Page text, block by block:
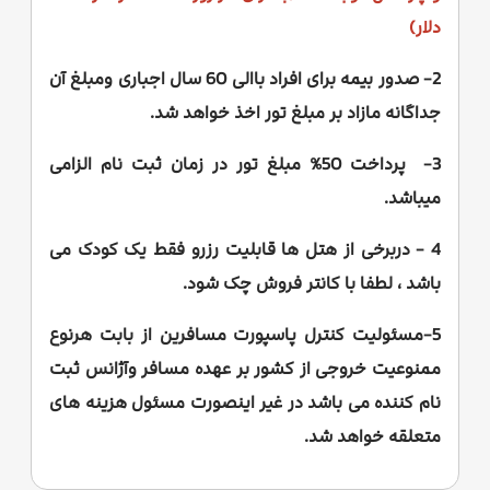
دلار)
2- صدور بیمه برای افراد باالی 60 سال اجباری ومبلغ آن
جداگانه مازاد بر مبلغ تور اخذ خواهد شد.
3- پرداخت 50% مبلغ تور در زمان ثبت نام الزامی
میباشد.
4 - دربرخی از هتل ها قابلیت رزرو فقط یک کودک می
باشد ، لطفا با کانتر فروش چک شود.
5-مسئولیت کنترل پاسپورت مسافرین از بابت هرنوع
ممنوعیت خروجی از کشور بر عهده مسافر وآژانس ثبت
نام کننده می باشد در غیر اینصورت مسئول هزینه های
متعلقه خواهد شد.